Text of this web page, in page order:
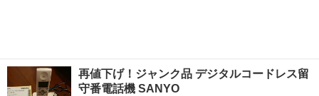
再値下げ！ジャンク品 デジタルコードレス留
守番電話機 SANYO